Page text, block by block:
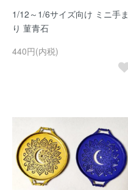
1/12～1/6サイズ向け ミニ手ま
り 菫青石
440円(内税)